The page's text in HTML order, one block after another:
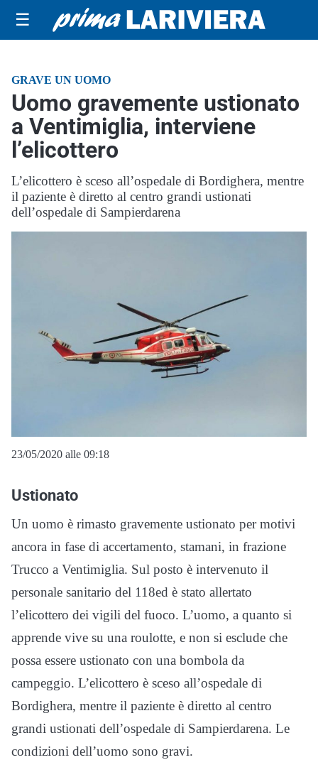
☰
GRAVE UN UOMO
Uomo gravemente ustionato
a Ventimiglia, interviene
l’elicottero
L’elicottero è sceso all’ospedale di Bordighera, mentre
il paziente è diretto al centro grandi ustionati
dell’ospedale di Sampierdarena
23/05/2020 alle 09:18
Ustionato
Un uomo è rimasto gravemente ustionato per motivi
ancora in fase di accertamento, stamani, in frazione
Trucco a Ventimiglia. Sul posto è intervenuto il
personale sanitario del 118ed è stato allertato
l’elicottero dei vigili del fuoco. L’uomo, a quanto si
apprende vive su una roulotte, e non si esclude che
possa essere ustionato con una bombola da
campeggio. L’elicottero è sceso all’ospedale di
Bordighera, mentre il paziente è diretto al centro
grandi ustionati dell’ospedale di Sampierdarena. Le
condizioni dell’uomo sono gravi.